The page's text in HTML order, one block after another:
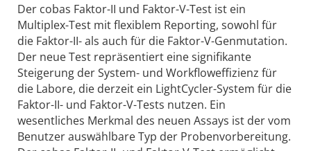
Der cobas Faktor-II und Faktor-V-Test ist ein
Multiplex-Test mit flexiblem Reporting, sowohl für
die Faktor-II- als auch für die Faktor-V-Genmutation.
Der neue Test repräsentiert eine signifikante
Steigerung der System- und Workfloweffizienz für
die Labore, die derzeit ein LightCycler-System für die
Faktor-II- und Faktor-V-Tests nutzen. Ein
wesentliches Merkmal des neuen Assays ist der vom
Benutzer auswählbare Typ der Probenvorbereitung.